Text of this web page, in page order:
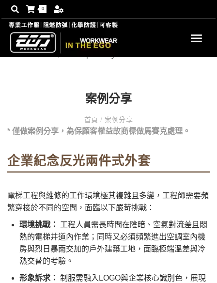
0
案例分享
首頁/ 案例分享
* 僅做案例分享，為保顧客權益故商標做馬賽克處理。
企業紀念反光兩件式外套
電梯工程與維修的工作環境極其複雜且多變，工程師需要頻
繁穿梭於不同的空間，面臨以下嚴苛挑戰：
環境挑戰：
工程人員需長時間在陰暗、空氣對流差且悶
熱的電梯井道內作業；同時又必須頻繁進出空調室內機
房與烈日暴雨交加的戶外建築工地，面臨極端溫差與冷
熱交替的考驗。
形象訴求： 制服需融入LOGO與企業核心識別色，展現